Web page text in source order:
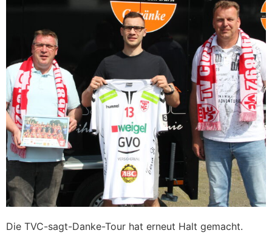
Die TVC-sagt-Danke-Tour hat erneut Halt gemacht.